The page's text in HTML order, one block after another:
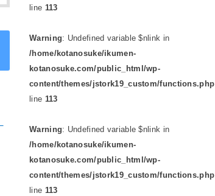
line 113
Warning: Undefined variable $nlink in
/home/kotanosuke/ikumen-
kotanosuke.com/public_html/wp-
content/themes/jstork19_custom/functions.php
line 113
Warning: Undefined variable $nlink in
/home/kotanosuke/ikumen-
kotanosuke.com/public_html/wp-
content/themes/jstork19_custom/functions.php
line 113